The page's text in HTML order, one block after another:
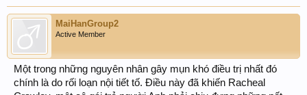
MaiHanGroup2
Active Member
Một trong những nguyên nhân gây mụn khó điều trị nhất đó
chính là do rối loạn nội tiết tố. Điều này đã khiến Racheal